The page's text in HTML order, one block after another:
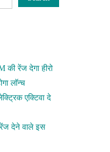
की रेंज देगा हीरो
लॉन्च
एक्टिवा दे
रेंज देने वाले इस